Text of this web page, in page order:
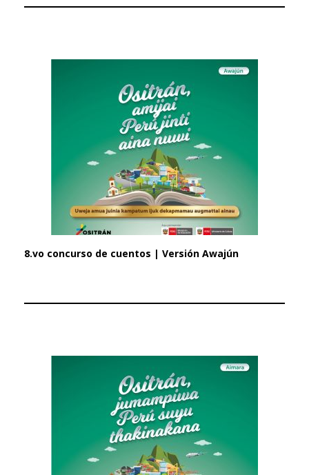
8.vo concurso de cuentos | Versión Awajún